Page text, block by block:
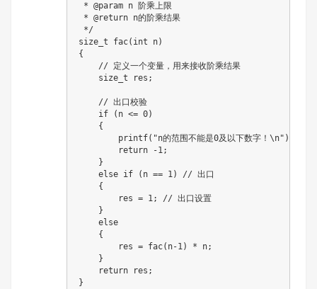
* @param n 阶乘上限
* @return n的阶乘结果
*/
size_t
fac( int n)
{
// 定义一个变量，用来接收阶乘结果
size_t res ;
// 出口校验
if
( n <= 0)
{
printf( "n的范围不能是0及以下数字！\n" )
return
-1;
}
else if ( n == 1)
// 出口
{
        res
= 1;
// 出口设置
}
else
{
        res
= fac( n-1) * n;
}
return res ;
}